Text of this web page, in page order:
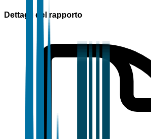
Dettagli del rapporto